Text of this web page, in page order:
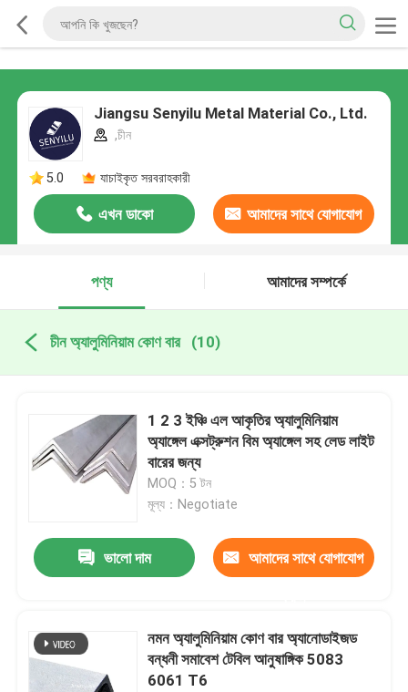
Jiangsu Senyilu Metal Material Co., Ltd.
,চীন
5.0 যাচাইকৃত সরবরাহকারী
এখন ডাকো আমাদের সাথে যোগাযোগ
পণ্য
আমাদের সম্পর্কে
চীন অ্যালুমিনিয়াম কোণ বার (10)
1 2 3 ইঞ্চি এল আকৃতির অ্যালুমিনিয়াম
অ্যাঙ্গেল এক্সট্রুশন বিম অ্যাঙ্গেল সহ লেড লাইট
বারের জন্য
MOQ：5 টন
মূল্য：Negotiate
ভালো দাম আমাদের সাথে যোগাযোগ
নমন অ্যালুমিনিয়াম কোণ বার অ্যানোডাইজড
বন্ধনী সমাবেশ টেবিল আনুষাঙ্গিক 5083
6061 T6